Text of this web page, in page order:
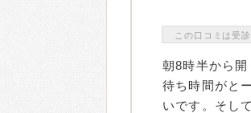
この口コミは受
朝8時半から
待ち時間がと
いです。そし